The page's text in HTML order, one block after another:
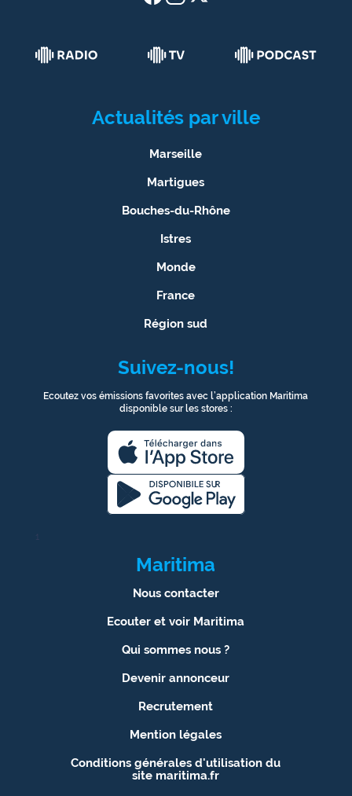
Actualités par ville
Marseille
Martigues
Bouches-du-Rhône
Istres
Monde
France
Région sud
Suivez-nous!
Ecoutez vos émissions favorites avec l’application Maritima
disponible sur les stores :
1
Maritima
Nous contacter
Ecouter et voir Maritima
Qui sommes nous ?
Devenir annonceur
Recrutement
Mention légales
Conditions générales d'utilisation du
site maritima.fr